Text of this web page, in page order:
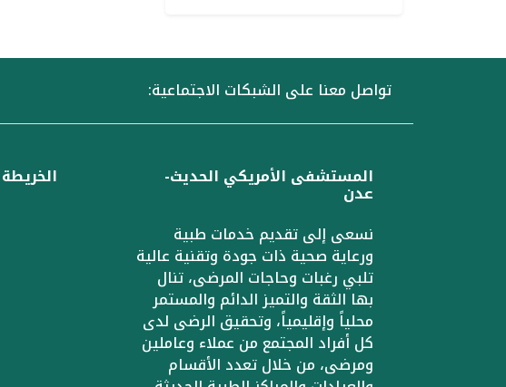
تواصل معنا على الشبكات الاجتماعية:
المستشفى الأمريكي الحديث-
عدن
نسعى إلى تقديم خدمات طبية
ورعاية صحية ذات جودة وتقنية عالية
تلبي رغبات وحاجات المرضى، تنال
بها الثقة والتميز الدائم والمستمر
محلياً وإقليمياً، وتحقيق الرضى لدى
كل أفراد المجتمع من عملاء وعاملين
ومرضى، من خلال تعدد الأقسام
الخريطة